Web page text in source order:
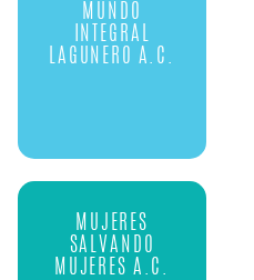
MUNDO
INTEGRAL
LAGUNERO A.C.
MUJERES
SALVANDO
MUJERES A.C.